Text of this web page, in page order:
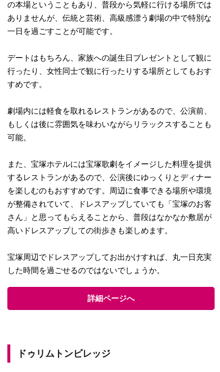
の本場ということもあり、普段から気軽に行ける場所では
ありませんが、伝統と芸術、高級感漂う劇場の中で特別な
一日を過ごすことが可能です。
デートはもちろん、家族への誕生日プレゼントとして観に
行ったり、女性同士で観に行ったりする場所としてもおす
すめです。
劇場内には軽食を取れるレストランがあるので、公演前、
もしくは後に雰囲気を味わいながらリラックスすることも
可能。
また、宝塚ホテルには宝塚歌劇をイメージした料理を提供
するレストランがあるので、公演後にゆっくりとディナー
を楽しむのもおすすめです。周辺に食事できる場所や環境
が整備されていて、ドレスアップしていても「宝塚のお客
さん」と思ってもらえることから、普段はなかなか敷居が
高いドレスアップしての街歩きも楽しめます。
宝塚周辺でドレスアップしてお出かけすれば、丸一日充実
した時間を過ごせるのではないでしょうか。
詳細ページへ
ドゥリムトンビレッジ